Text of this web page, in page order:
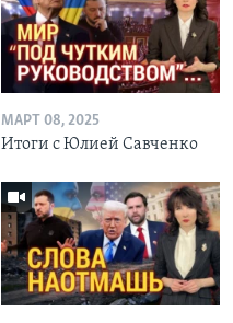
МАРТ 08, 2025
Итоги с Юлией Савченко